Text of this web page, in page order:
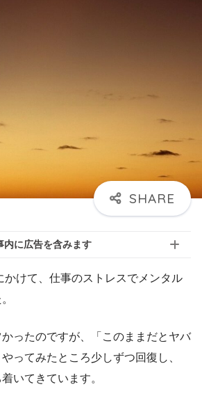
内に広告を含みます
かけて、仕事のストレスでメンタル
ったのですが、「このままだとヤバ
ってみたところ少しずつ回復し、
いてきています。